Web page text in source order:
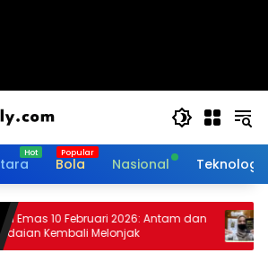
Bola Nasional Teknologi
10 Februari 2026: Antam dan
Kembali Melonjak
Harga
dan